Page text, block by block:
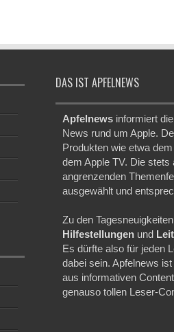
DAS IST APFELNEWS
Apfelnews informiert
News rund um Apple.
Produkten wie etwa dem
dem Apple TV. Die
angrenzenden
ausgewählt und
Zu den
Hilfestellungen und
Es dürfte also für jeden
dabei sein. Apfelnews
aus informativen
genauso tollen Leser-